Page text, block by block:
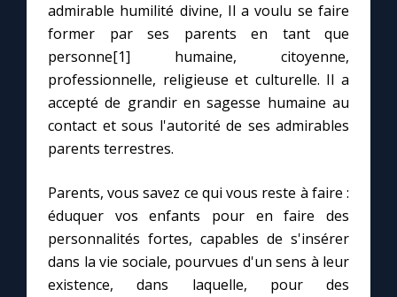
admirable humilité divine, Il a voulu se faire
former par ses parents en tant que
personne[1] humaine, citoyenne,
professionnelle, religieuse et culturelle. Il a
accepté de grandir en sagesse humaine au
contact et sous l'autorité de ses admirables
parents terrestres.
Parents, vous savez ce qui vous reste à faire :
éduquer vos enfants pour en faire des
personnalités fortes, capables de s'insérer
dans la vie sociale, pourvues d'un sens à leur
existence, dans laquelle, pour des